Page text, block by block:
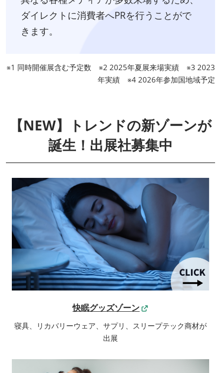
ダイレクトに消費者へPRを行うことがで
きます。
※1 同時開催展含む予定数 ※2 2025年夏展来場実績 ※3 2023
年実績 ※4 2026年参加国地域予定
【NEW】トレンドの新ゾーンが
誕生！出展社募集中
快眠グッズゾーン
寝具、リカバリーウェア、サプリ、スリープテック商材が
出展